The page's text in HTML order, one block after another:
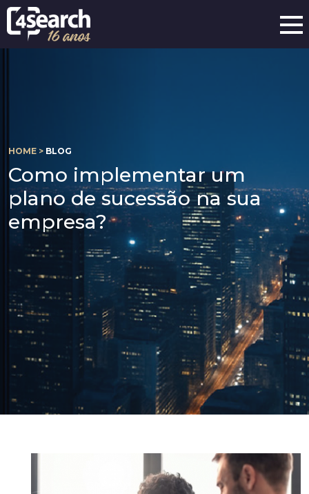
HOME > BLOG
Como implementar um
plano de sucessão na sua
empresa?